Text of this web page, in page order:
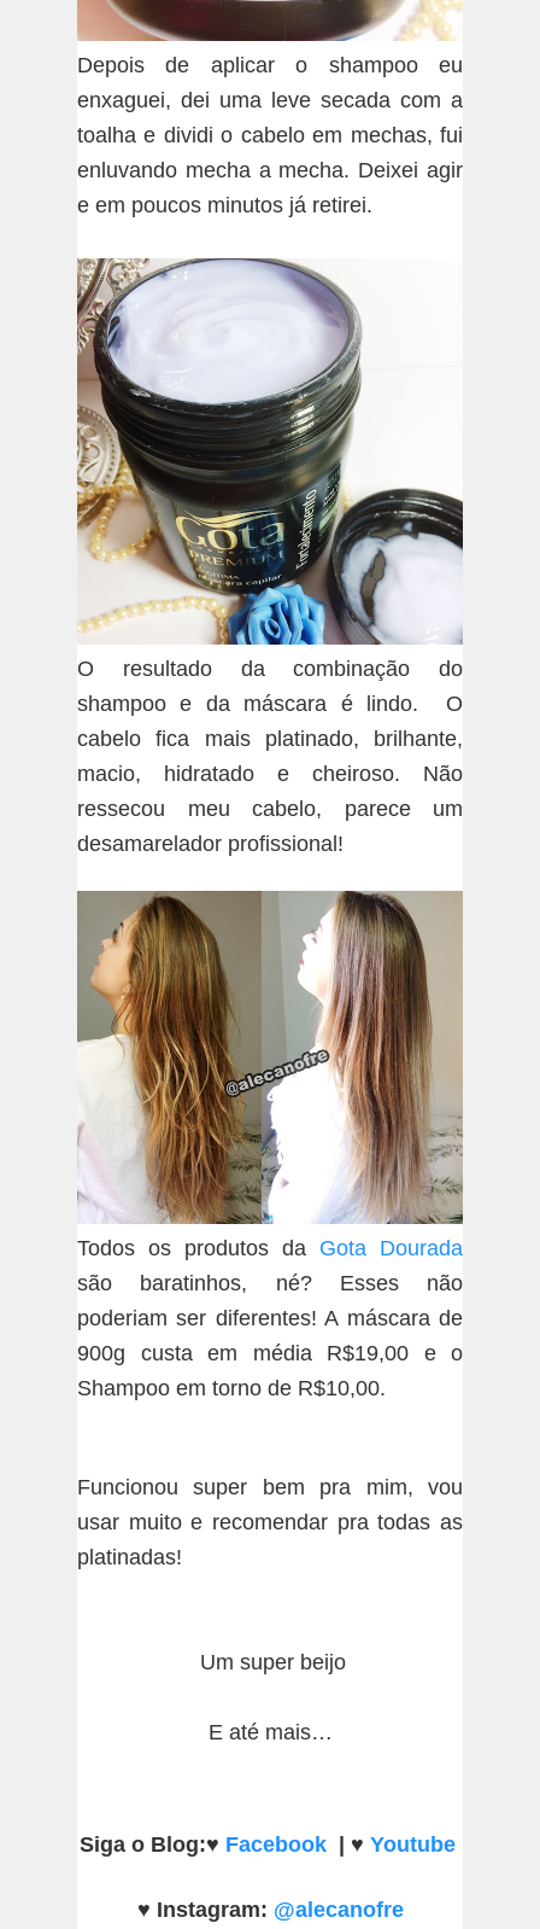
Depois de aplicar o shampoo eu
enxaguei, dei uma leve secada com a
toalha e dividi o cabelo em mechas, fui
enluvando mecha a mecha. Deixei agir
e em poucos minutos já retirei.
O resultado da combinação do
shampoo e da máscara é lindo. O
cabelo fica mais platinado, brilhante,
macio, hidratado e cheiroso. Não
ressecou meu cabelo, parece um
desamarelador profissional!
Todos os produtos da Gota Dourada
são baratinhos, né? Esses não
poderiam ser diferentes! A máscara de
900g custa em média R$19,00 e o
Shampoo em torno de R$10,00.
Funcionou super bem pra mim, vou
usar muito e recomendar pra todas as
platinadas!
Um super beijo
E até mais…
Siga o Blog:♥ Facebook ♥ Youtube
♥ Instagram: @alecanofre